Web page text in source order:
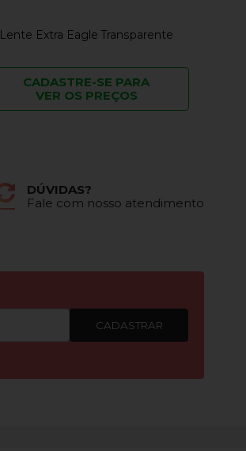
Lente Extra Eagle Transparente
CADASTRE-SE PARA
VER OS PREÇOS
DÚVIDAS?
Fale com nosso atendimento
CADASTRAR